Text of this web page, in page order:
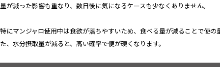
量が減った影響も重なり、数日後に気になるケースも少なくありません。
特にマンジャロ使用中は食欲が落ちやすいため、食べる量が減ることで便
た、水分摂取量が減ると、高い確率で便が硬くなります。